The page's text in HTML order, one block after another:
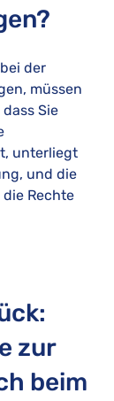
der
müssen
Sie
unterliegt
und die
Rechte
zur
beim